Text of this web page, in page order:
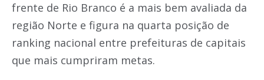
frente de Rio Branco é a mais bem avaliada da
região Norte e figura na quarta posição de
ranking nacional entre prefeituras de capitais
que mais cumpriram metas.